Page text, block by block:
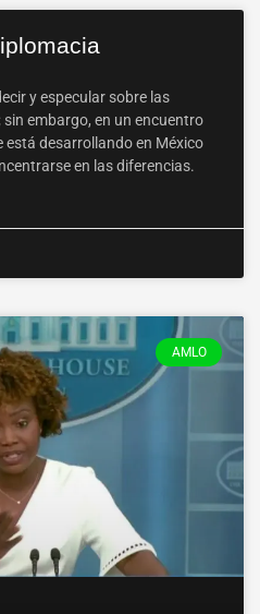
y especular sobre las
embargo, en un encuentro
está desarrollando en México
en las diferencias.
AMLO